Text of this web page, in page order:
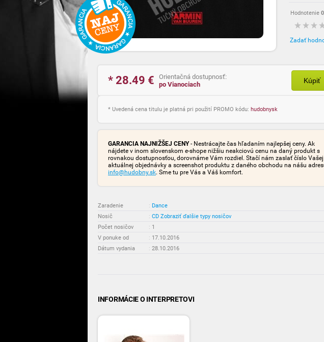
Hodnotenie 0
Zadať
* 28.49 €
Orientačná dostupnosť:
po Vianociach
Kúpiť
* Uvedená cena titulu je platná pri použití PROMO kódu: hudobnysk
GARANCIA NAJNIŽŠEJ CENY- Nestrácajte čas hľadaním najlepšej ceny. Ak
nájdete v inom slovenskom e-shope nižšiu neakciovú cenu na daný produkt s
rovnakou dostupnosťou, dorovnáme Vám rozdiel. Stačí nám zaslať číslo Vašej
aktuálnej objednávky a screenshot produktu z daného obchodu na nášu
info@hudobny.sk. Sme tu pre Vás a Váš komfort.
Zaradenie : Dance
Nosič
: CD Zobraziť ďalšie typy nosičov
Počet nosičov
: 1
V ponuke od
: 17.10.2016
Dátum vydania
: 28.10.2016
INFORMÁCIE O INTERPRETOVI